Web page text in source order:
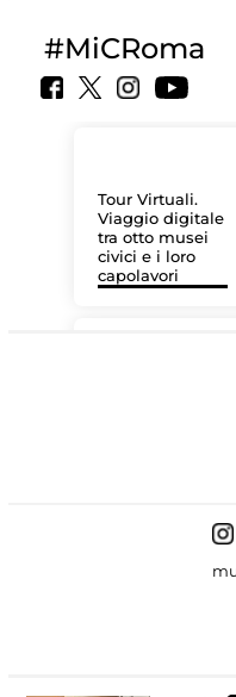
#MiCRoma
Tour Virtuali.
Viaggio digitale
tra otto musei
civici e i loro
capolavori